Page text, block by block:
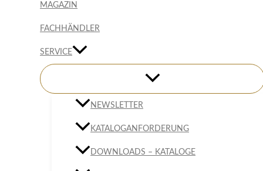
MAGAZIN
FACHHÄNDLER
SERVICE
NEWSLETTER
KATALOGANFORDERUNG
DOWNLOADS – KATALOGE